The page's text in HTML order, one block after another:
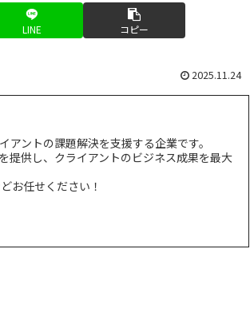
LINE コピー
2025.11.24
ントの課題解決を支援する企業です。
提供し、クライアントのビジネス成果を最大
お任せください！